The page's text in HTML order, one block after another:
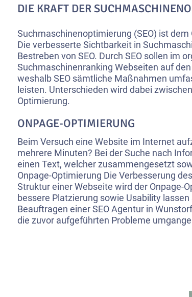
DIE KRAFT DER
Suchmaschinenoptimierung (SEO) ist
Die verbesserte Sichtbarkeit in
Bestreben von SEO. Durch SEO sollen im
Suchmaschinenranking Webseiten auf
weshalb SEO sämtliche Maßnahmen
leisten. Unterschieden wird dabei
Optimierung.
ONPAGE-OPTIMIERUNG
Beim Versuch eine Website im Internet
mehrere Minuten? Bei der Suche nach
einen Text, welcher zusammengesetzt
Onpage-Optimierung Die Verbesserung
Struktur einer Webseite wird der Onpage-
bessere Platzierung sowie Usability
Beauftragen einer SEO Agentur in
die zuvor aufgeführten Probleme